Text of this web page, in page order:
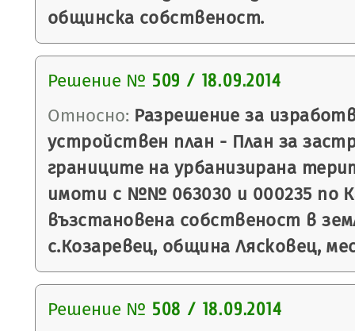
общинска собственост.
Решение № 509 / 18.09.2014
Относно: Разрешение за
устройствен план - План за
границите на урбанизирана
имоти с №№ 063030 и 000235 по
възстановена собственост в
с.Козаревец, община Лясковец,
Решение № 508 / 18.09.2014